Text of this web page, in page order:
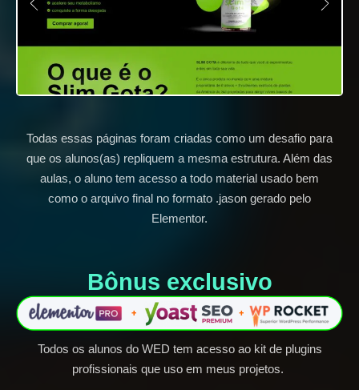
Todas essas páginas foram criadas como um desafio para
que os alunos(as) repliquem a mesma estrutura. Além das
aulas, o aluno tem acesso a todo material usado bem
como o arquivo final no formato .jason gerado pelo
Elementor.
Bônus exclusivo​
Todos os alunos do WED tem acesso ao kit de plugins
profissionais que uso em meus projetos.